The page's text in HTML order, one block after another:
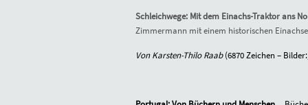
Schleichwege: Mit dem Einachs-Traktor ans
Zimmermann mit einem historischen
Von Karsten-Thilo Raab(6870 Zeichen – Bilder: